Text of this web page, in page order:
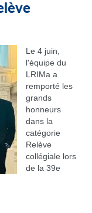
Le 4 juin,
l'équipe du
LRIMa a
remporté les
grands
honneurs
dans la
catégorie
Relève
collégiale lors
de la 39e